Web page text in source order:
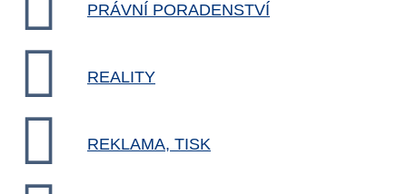
PRÁVNÍ PORADENSTVÍ
REALITY
REKLAMA, TISK